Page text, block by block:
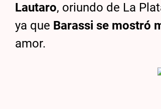
Lautaro, oriundo de La
ya que Barassi se mostró
amor.